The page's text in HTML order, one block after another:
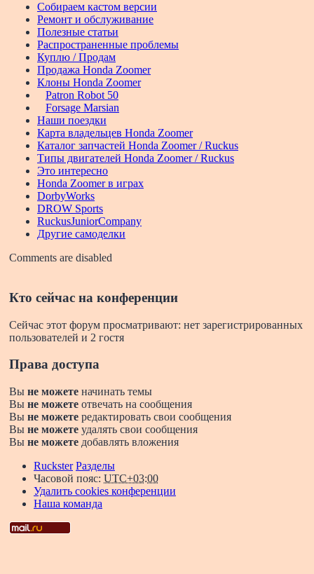
Собираем кастом версии
Ремонт и обслуживание
Полезные статьи
Распространенные проблемы
Куплю / Продам
Продажа Honda Zoomer
Клоны Honda Zoomer
Patron Robot 50
Forsage Marsian
Наши поездки
Карта владельцев Honda Zoomer
Каталог запчастей Honda Zoomer / Ruckus
Типы двигателей Honda Zoomer / Ruckus
Это интересно
Honda Zoomer в играх
DorbyWorks
DROW Sports
RuckusJuniorCompany
Другие самоделки
Comments are disabled
Кто сейчас на конференции
Сейчас этот форум просматривают: нет зарегистрированных
пользователей и 2 гостя
Права доступа
Вы не можете начинать темы
Вы не можете отвечать на сообщения
Вы не можете редактировать свои сообщения
Вы не можете удалять свои сообщения
Вы не можете добавлять вложения
Ruckster Разделы
Часовой пояс: UTC+03:00
Удалить cookies конференции
Наша команда